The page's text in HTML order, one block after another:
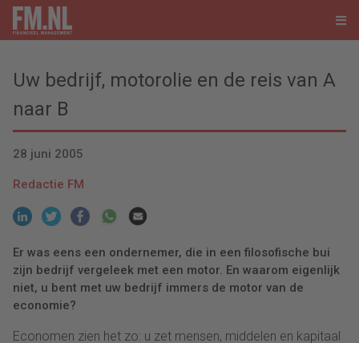
Uw bedrijf, motorolie en de reis van A
naar B
28 juni 2005
Redactie FM
Er was eens een ondernemer, die in een filosofische bui
zijn bedrijf vergeleek met een motor. En waarom eigenlijk
niet, u bent met uw bedrijf immers de motor van de
economie?
Economen zien het zo: u zet mensen, middelen en kapitaal